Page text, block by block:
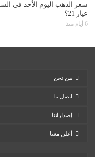
سعر الذهب اليوم الأحد في
عيار 21؟
6 أيام منذ
من نحن
اتصل بنا
إصداراتنا
أعلن معنا